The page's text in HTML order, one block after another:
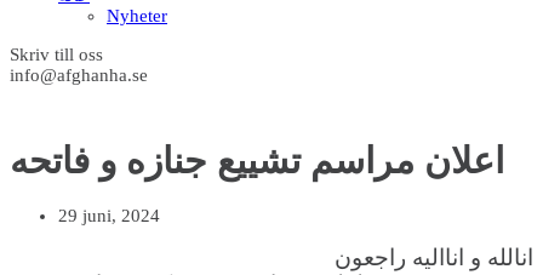
Nyheter
Skriv till oss
info@afghanha.se
اعلان مراسم تشییع جنازه و فاتحه
29 juni, 2024
انالله و اناالیه راجعون